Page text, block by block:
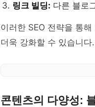
링크 빌딩: 다른 블로
이러한 SEO 전략을 통
더욱 강화할 수 있습니다.
콘텐츠의 다양성: